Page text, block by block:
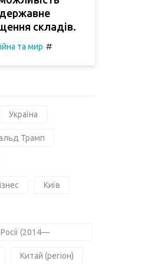
складів.
та мир #
Україна
Трамп
Київ
(2014—
Китай (регіон)